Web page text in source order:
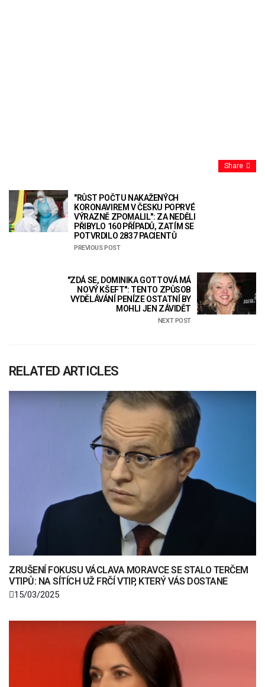
Share
"RŮST POČTU NAKAŽENÝCH
KORONAVIREM V ČESKU POPRVÉ
VÝRAZNĚ ZPOMALIL": ZA NEDĚLI
PŘIBYLO 160 PŘÍPADŮ, ZATÍM SE
POTVRDILO 2837 PACIENTŮ
PREVIOUS POST
"ZDÁ SE, DOMINIKA GOTTOVÁ MÁ
NOVÝ KŠEFT": TENTO ZPŮSOB
VYDĚLÁVÁNÍ PENÍZE OSTATNÍ BY
MOHLI JEN ZÁVIDĚT
NEXT POST
RELATED ARTICLES
ZRUŠENÍ FOKUSU VÁCLAVA MORAVCE SE STALO TERČEM
VTIPŮ: NA SÍTÍCH UŽ FRČÍ VTIP, KTERÝ VÁS DOSTANE
15/03/2025